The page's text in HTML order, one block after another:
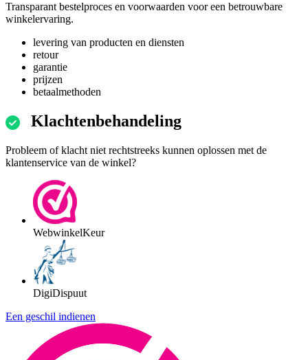
Transparant bestelproces en voorwaarden voor een betrouwbare
winkelervaring.
levering van producten en diensten
retour
garantie
prijzen
betaalmethoden
Klachtenbehandeling
Probleem of klacht niet rechtstreeks kunnen oplossen met de
klantenservice van de winkel?
WebwinkelKeur
DigiDispuut
Een geschil indienen